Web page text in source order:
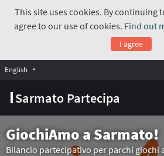
This site uses cookies. By continuing
agree to our use of cookies. Find out
I agree
Sarmato Partecipa
English Choose language
GiochiAmo a Sarmato!
Bilancio partecipativo per parchi giochi